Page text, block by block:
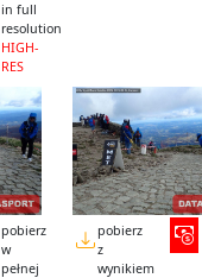
in full
resolution
HIGH-
RES
pobierz
w
pełnej
pobierz
z
wynikiem